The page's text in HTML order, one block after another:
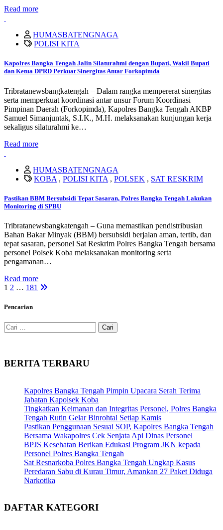
Read more
HUMASBATENGNAGA
POLISI KITA
Kapolres Bangka Tengah Jalin Silaturahmi dengan Bupati, Wakil Bupati
dan Ketua DPRD Perkuat Sinergitas Antar Forkopimda
Tribratanewsbangkatengah – Dalam rangka mempererat sinergitas
serta memperkuat koordinasi antar unsur Forum Koordinasi
Pimpinan Daerah (Forkopimda), Kapolres Bangka Tengah AKBP
Samuel Simanjuntak, S.I.K., M.H. melaksanakan kunjungan kerja
sekaligus silaturahmi ke…
Read more
HUMASBATENGNAGA
KOBA , POLISI KITA , POLSEK , SAT RESKRIM
Pastikan BBM Bersubsidi Tepat Sasaran, Polres Bangka Tengah Lakukan
Monitoring di SPBU
Tribratanewsbangkatengah – Guna memastikan pendistribusian
Bahan Bakar Minyak (BBM) bersubsidi berjalan aman, tertib, dan
tepat sasaran, personel Sat Reskrim Polres Bangka Tengah bersama
personel Polsek Koba melaksanakan monitoring serta
pengamanan…
Read more
Paginasi
pos
1 2 … 181
Pencarian
Cari
untuk:
BERITA TERBARU
Kapolres Bangka Tengah Pimpin Upacara Serah Terima
Jabatan Kapolsek Koba
Tingkatkan Keimanan dan Integritas Personel, Polres Bangka
Tengah Rutin Gelar Binrohtal Setiap Kamis
Pastikan Penggunaan Sesuai SOP, Kapolres Bangka Tengah
Bersama Wakapolres Cek Senjata Api Dinas Personel
BPJS Kesehatan Berikan Edukasi Program JKN kepada
Personel Polres Bangka Tengah
Sat Resnarkoba Polres Bangka Tengah Ungkap Kasus
Peredaran Sabu di Kurau Timur, Amankan 27 Paket Diduga
Narkotika
DAFTAR KATEGORI